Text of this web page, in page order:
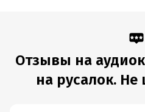
Отзывы на
на русалок. Не